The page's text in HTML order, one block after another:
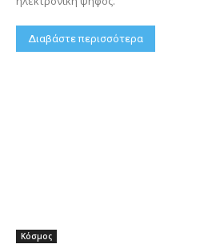
Διαβάστε περισσότερα
Κόσμος